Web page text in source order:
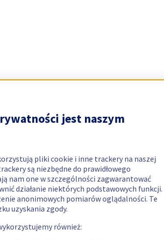
jest naszym
pliki cookie i inne trackery na naszej
są niezbędne do prawidłowego
nam one w szczególności zagwarantować
działanie niektórych podstawowych funkcji.
anonimowych pomiarów oglądalności. Te
uzyskania zgody.
również: